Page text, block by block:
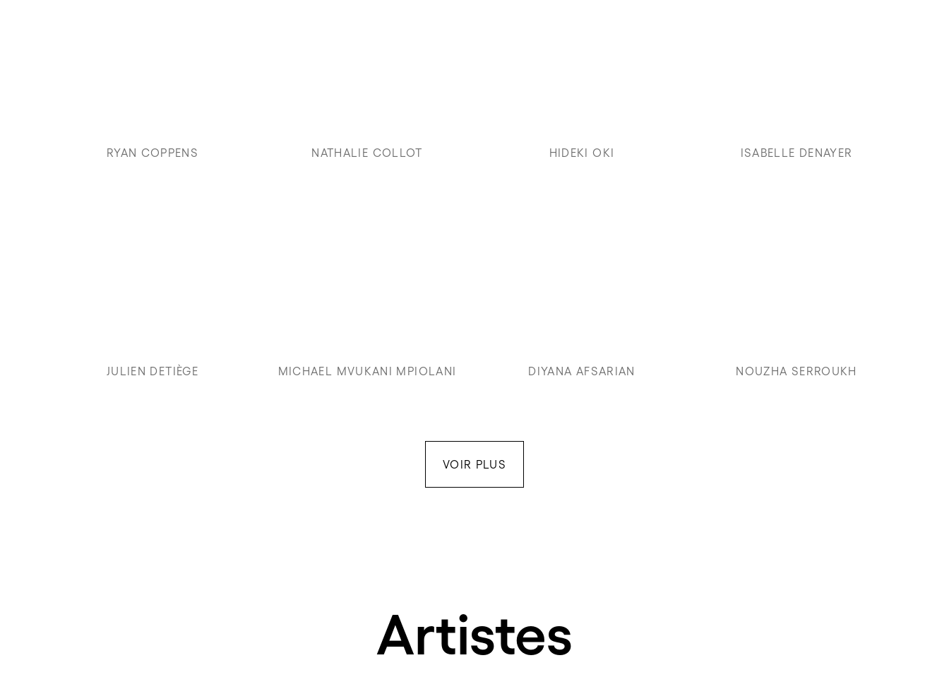
RYAN COPPENS NATHALIE COLLOT HIDEKI OKI ISABELLE DENAYER
JULIEN DETIÈGE MICHAEL MVUKANI MPIOLANI DIYANA AFSARIAN NOUZHA SERROUKH
VOIR PLUS
Artistes